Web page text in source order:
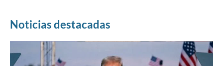
Noticias destacadas